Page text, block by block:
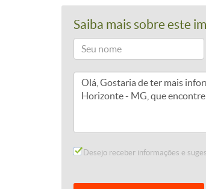
Saiba mais sobre este
Desejo receber informações e